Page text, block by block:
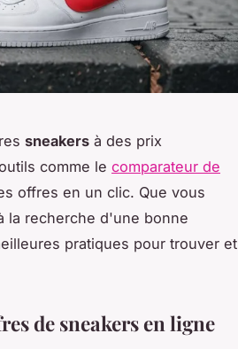
sneakers à des prix
comme le comparateur de
offres en un clic. Que vous
la recherche d'une bonne
pratiques pour trouver et
de sneakers en ligne